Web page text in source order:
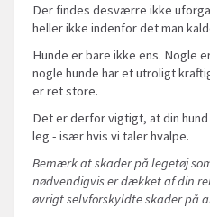
Der findes desværre ikke
heller ikke indenfor det man
Hunde er bare ikke ens. Nogle
nogle hunde har et utroligt
er ret store.
Det er derfor vigtigt, at din
leg - især hvis vi taler hvalpe.
Bemærk at skader på legetøj
nødvendigvis er dækket af din
øvrigt selvforskyldte skader på